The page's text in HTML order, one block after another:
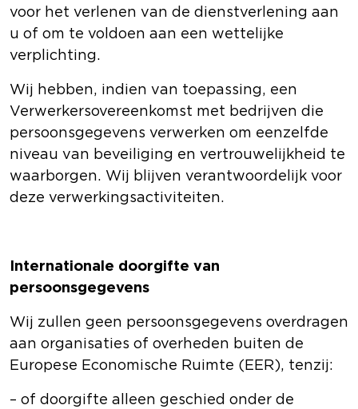
voor het verlenen van de dienstverlening aan
u of om te voldoen aan een wettelijke
verplichting.
Wij hebben, indien van toepassing, een
Verwerkersovereenkomst met bedrijven die
persoonsgegevens verwerken om eenzelfde
niveau van beveiliging en vertrouwelijkheid te
waarborgen. Wij blijven verantwoordelijk voor
deze verwerkingsactiviteiten.
Internationale doorgifte van
persoonsgegevens
Wij zullen geen persoonsgegevens overdragen
aan organisaties of overheden buiten de
Europese Economische Ruimte (EER), tenzij:
– of doorgifte alleen geschied onder de